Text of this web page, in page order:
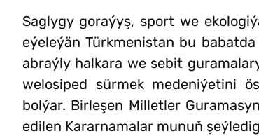
Saglygy goraýyş, sport we
eýeleýän Türkmenistan bu
abraýly halkara we sebit
welosiped sürmek medeniýetini
bolýar. Birleşen Milletler
edilen Kararnamalar munuň